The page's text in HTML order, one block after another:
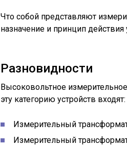
Что собой представляют
назначение и принцип
Разновидности
Высоковольтное
эту категорию устройств входят:
Измерительный
Измерительный